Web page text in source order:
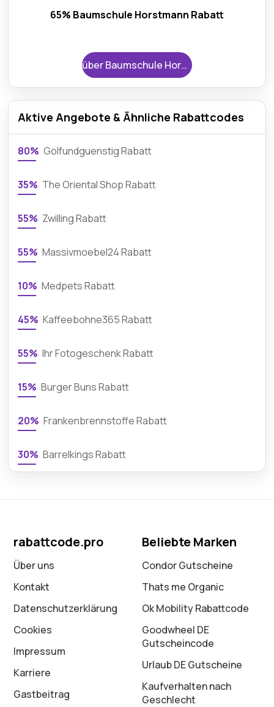
65% Baumschule Horstmann Rabatt
über Baumschule Horstmann
Aktive Angebote & Ähnliche Rabattcodes
80% Golfundguenstig Rabatt
35% The Oriental Shop Rabatt
55% Zwilling Rabatt
55% Massivmoebel24 Rabatt
10% Medpets Rabatt
45% Kaffeebohne365 Rabatt
55% Ihr Fotogeschenk Rabatt
15% Burger Buns Rabatt
20% Frankenbrennstoffe Rabatt
30% Barrelkings Rabatt
rabattcode.pro
Über uns
Kontakt
Datenschutz­erklärung
Cookies
Impressum
Karriere
Gastbeitrag
Beliebte Marken
Condor Gutscheine
Thats me Organic
Ok Mobility Rabattcode
Goodwheel DE
Gutscheincode
Urlaub DE Gutscheine
Kaufverhalten nach
Geschlecht